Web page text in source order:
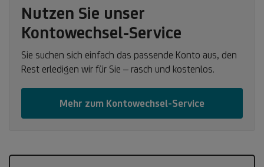
Nutzen Sie unser
Kontowechsel-Service
Sie suchen sich einfach das passende Konto aus, den
Rest erledigen wir für Sie – rasch und kostenlos.
Mehr zum Kontowechsel-Service